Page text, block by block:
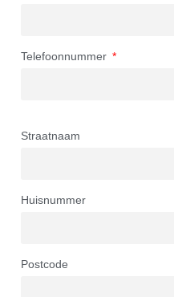
Telefoonnummer
Straatnaam
Huisnummer
Postcode